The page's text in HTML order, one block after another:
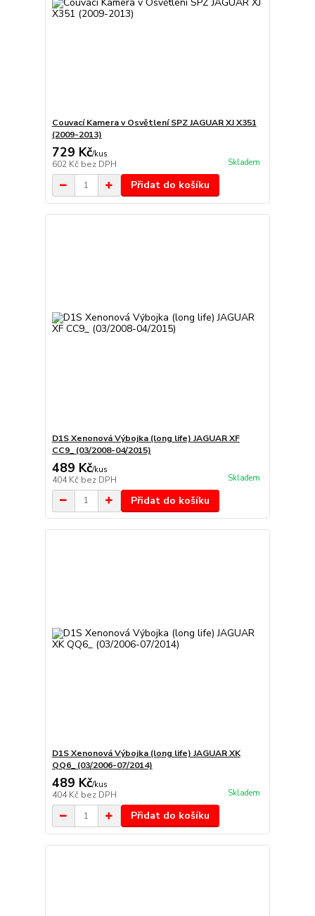
Couvací Kamera v Osvětlení SPZ JAGUAR XJ X351
(2009-2013)
729 Kč/kus
602 Kč bez DPH Skladem
Přidat do košíku
D1S Xenonová Výbojka (long life) JAGUAR XF
CC9_ (03/2008-04/2015)
489 Kč/kus
404 Kč bez DPH Skladem
Přidat do košíku
D1S Xenonová Výbojka (long life) JAGUAR XK
QQ6_ (03/2006-07/2014)
489 Kč/kus
404 Kč bez DPH Skladem
Přidat do košíku